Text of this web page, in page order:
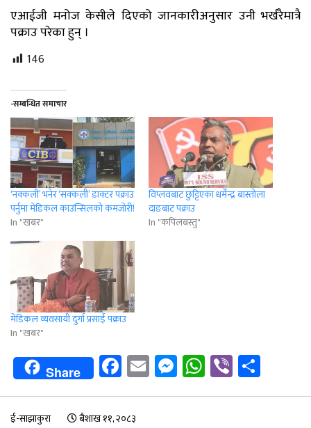
एआईजी मनोज केसीले दिएको जानकारीअनुसार उनी भर्खरैमात्रै
पक्राउ परेका हुन् ।
146
-सम्बन्धित समाचार
‘नक्कली’ भनेर ‘सक्कली’ डाक्टर पक्राउ
पर्नुमा मेडिकल काउन्सिलको कमजोरी!
In "खबर"
विप्लवबाट छुट्टिएका धर्मेन्द्र बास्तोला
दाङबाट पक्राउ
In "कपिलबस्तु"
मेडिकल व्यवसायी दुर्गा प्रसाईं पक्राउ
In "खबर"
Share Facebook
EmailMessenger
WhatsApp
Viber
ई-साझाकुरा बैशाख ११, २०८३